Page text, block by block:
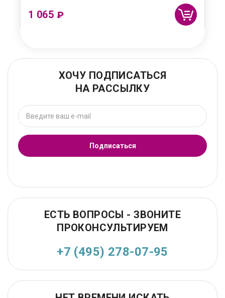
1 065 ₽
ХОЧУ ПОДПИСАТЬСЯ
НА РАССЫЛКУ
Подписаться
ЕСТЬ ВОПРОСЫ - ЗВОНИТЕ
ПРОКОНСУЛЬТИРУЕМ
+7 (495) 278-07-95